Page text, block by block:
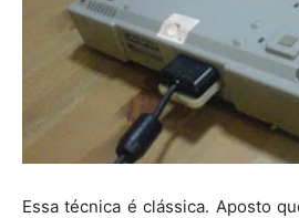
Essa técnica é clássica. Aposto